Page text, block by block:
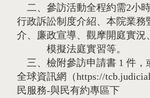
二、參訪活動全程約需2小
行政訴訟制度介紹、本院業務
介、廉政宣導、觀摩開庭實況、
模擬法庭實習等。
三、檢附參訪申請書 1 件，
全球資訊網（https://
民服務-與民有約專區下